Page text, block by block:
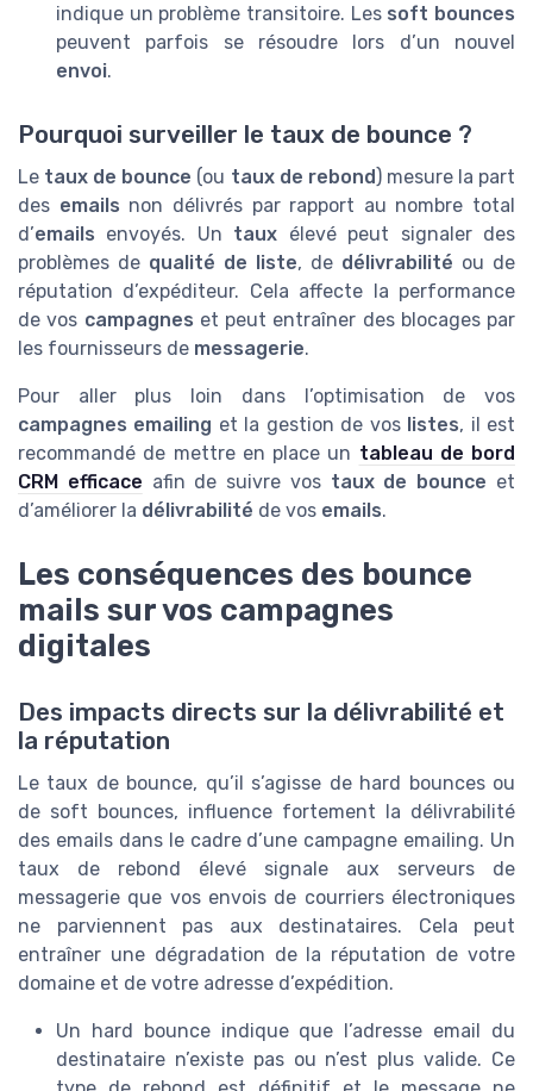
indique un problème transitoire. Les soft bounces
peuvent parfois se résoudre lors d’un nouvel
envoi.
Pourquoi surveiller le taux de bounce ?
Le taux de bounce (ou taux de rebond) mesure la part
des emails non délivrés par rapport au nombre total
d’emails envoyés. Un taux élevé peut signaler des
problèmes de qualité de liste, de délivrabilité ou de
réputation d’expéditeur. Cela affecte la performance
de vos campagnes et peut entraîner des blocages par
les fournisseurs de messagerie.
Pour aller plus loin dans l’optimisation de vos
campagnes emailing et la gestion de vos listes, il est
recommandé de mettre en place un tableau de bord
CRM efficace afin de suivre vos taux de bounce et
d’améliorer la délivrabilité de vos emails.
Les conséquences des bounce
mails sur vos campagnes
digitales
Des impacts directs sur la délivrabilité et
la réputation
Le taux de bounce, qu’il s’agisse de hard bounces ou
de soft bounces, influence fortement la délivrabilité
des emails dans le cadre d’une campagne emailing. Un
taux de rebond élevé signale aux serveurs de
messagerie que vos envois de courriers électroniques
ne parviennent pas aux destinataires. Cela peut
entraîner une dégradation de la réputation de votre
domaine et de votre adresse d’expédition.
Un hard bounce indique que l’adresse email du
destinataire n’existe pas ou n’est plus valide. Ce